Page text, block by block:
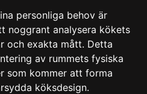
personliga behov är
noggrant analysera kökets
och exakta mått. Detta
av rummets fysiska
som kommer att forma
köksdesign.